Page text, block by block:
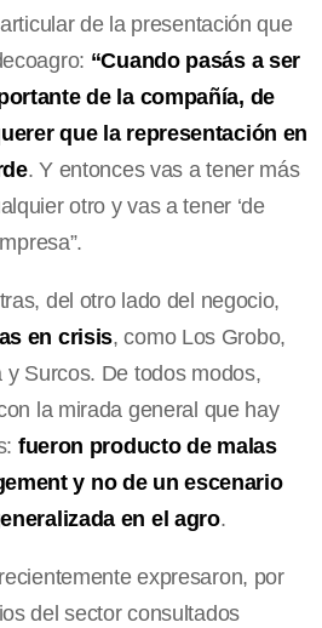
de la presentación que
“Cuando pasás a ser
de la compañía, de
que la representación en
. Y entonces vas a tener más
otro y vas a tener ‘de
del otro lado del negocio,
en crisis, como Los Grobo,
y Surcos. De todos modos,
la mirada general que hay
fueron producto de malas
y no de un escenario
en el agro.
expresaron, por
del sector consultados